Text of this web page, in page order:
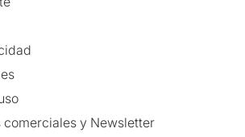
comerciales y Newsletter